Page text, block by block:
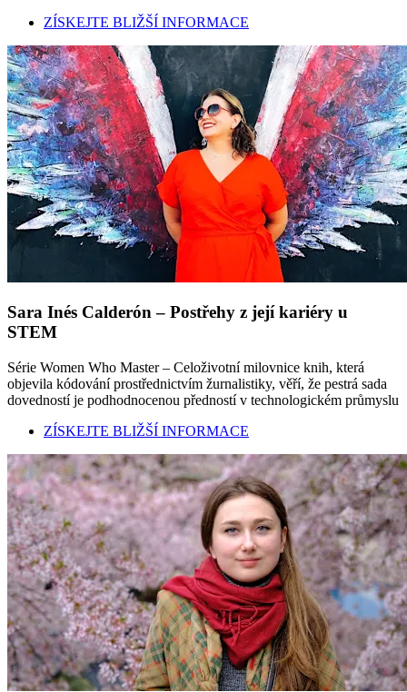
ZÍSKEJTE BLIŽŠÍ INFORMACE
Sara Inés Calderón – Postřehy z její kariéry u
STEM
Série Women Who Master – Celoživotní milovnice knih, která
objevila kódování prostřednictvím žurnalistiky, věří, že pestrá sada
dovedností je podhodnocenou předností v technologickém průmyslu
ZÍSKEJTE BLIŽŠÍ INFORMACE